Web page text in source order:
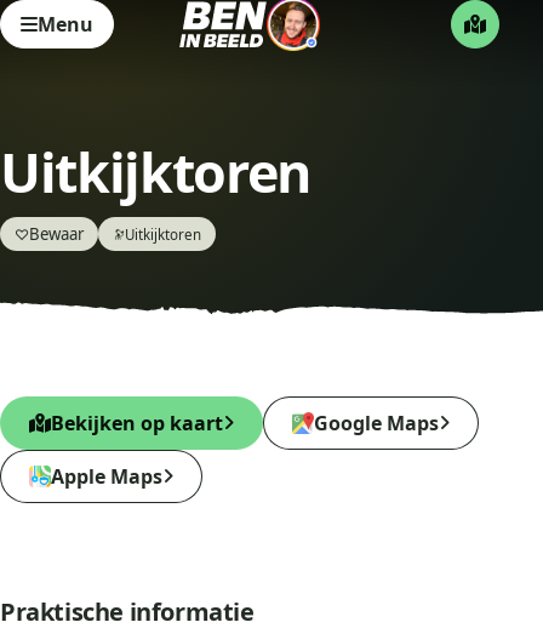
Menu
Uitkijktoren
♡Bewaar 🔭Uitkijktoren
Bekijken op kaart
Google Maps
Apple Maps
Praktische informatie